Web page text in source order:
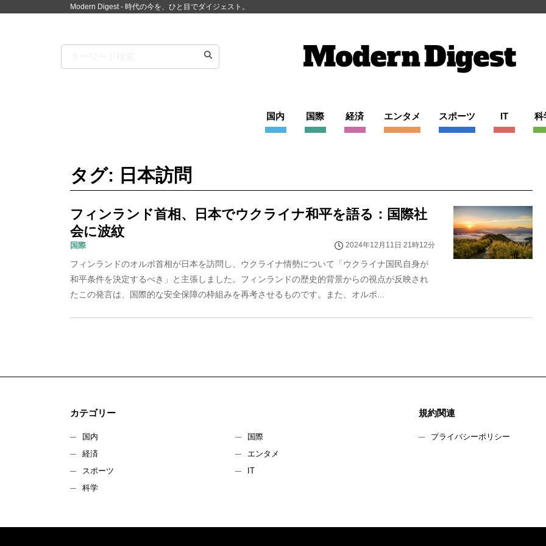
Modern Digest - 時代の今を、ひと目でダイジェスト。
国内 国際 経済 エンタメ スポーツ IT 科
タグ: 日本訪問
フィンランド首相、日本でウクライナ和平を語る：国際社
会に波紋
国際 2024年12月11日 21時12分
フィンランドのオルポ首相が日本を訪問し、ウクライナ情勢について「ウクライナ国民自身が
和平条件を決定するべき」と主張しました。フィンランドの歴史的背景からの視点が反映され
たこの発言は、国際的な安全保障の枠組みを再考させるものです。また、オルポ...
カテゴリー
国内
国際
経済
エンタメ
スポーツ
IT
科学
規約関連
プライバシーポリシー